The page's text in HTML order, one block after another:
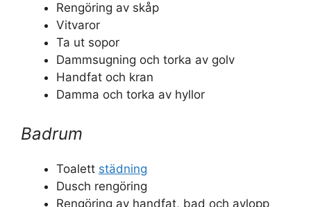
Rengöring av skåp
Vitvaror
Ta ut sopor
Dammsugning och torka av golv
Handfat och kran
Damma och torka av hyllor
Badrum
Toalett städning
Dusch rengöring
Rengöring av handfat, bad och avlopp